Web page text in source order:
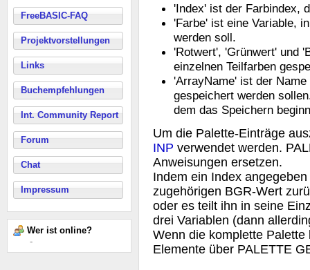
FreeBASIC-FAQ
Projektvorstellungen
Links
Buchempfehlungen
Int. Community Report
Forum
Chat
Impressum
Wer ist online?
-
'Index' ist der Farbindex,
'Farbe' ist eine Variable,
werden soll.
'Rotwert', 'Grünwert' und
einzelnen Teilfarben
'ArrayName' ist der
gespeichert werden
dem das Speichern
Um die Palette-Einträge
INP verwendet werden.
Anweisungen ersetzen.
Indem ein Index
zugehörigen BGR-Wert
oder es teilt ihn in seine
drei Variablen (dann
Wenn die komplette
Elemente über PALETTE